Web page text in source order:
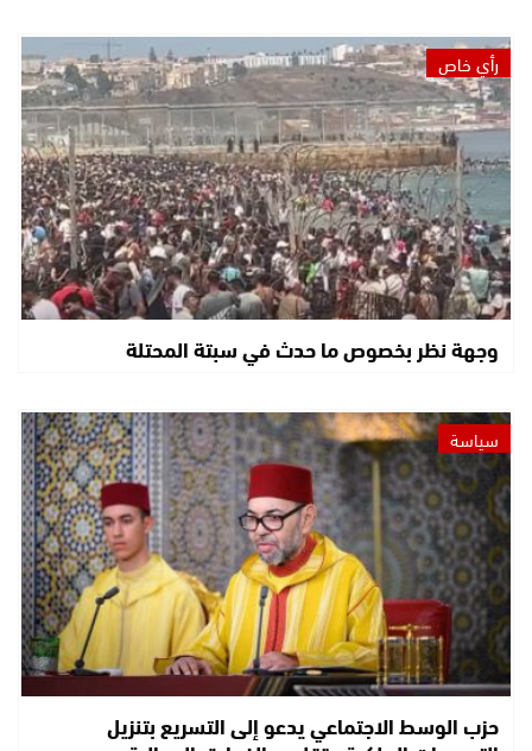
رأي خاص
وجهة نظر بخصوص ما حدث في سبتة المحتلة
سياسة
حزب الوسط الاجتماعي يدعو إلى التسريع بتنزيل